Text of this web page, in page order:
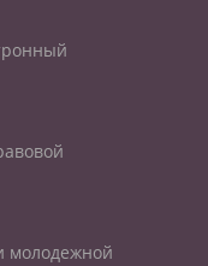
молодежной